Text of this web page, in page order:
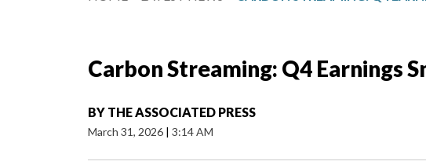
Carbon Streaming: Q4 Earnings
BY THE ASSOCIATED PRESS
March 31, 2026 | 3:14 AM